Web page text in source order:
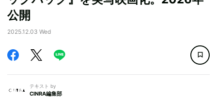
公開
2025.12.03 Wed
テキスト by
CINRA編集部